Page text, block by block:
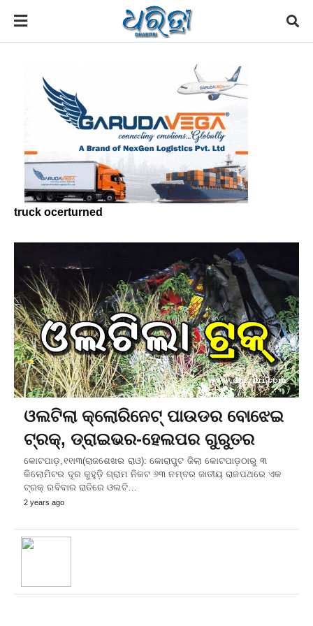
truck ocerturned
ଓଲଟିଲା କ୍ଲୋରିନେଟ୍‌ ପାଉଡର ବୋଝେଇ
ଟ୍ରକ୍‌, ଡ୍ରାଇଭର-ହେଲପର ଗୁରୁତର
କୋଟପାଡ଼,୧୧ା୩(ରାଜଶେଖର ରାଓ): କୋରାପୁଟ ଜିଲା କୋଟପାଡ଼ଠାରୁ ୩
କିଲୋମିଟର ଦୂର କୁହୁଡ଼ି ଗ୍ରାମ ନିକଟ ୬୩ ନମ୍ବର ଜାତୀୟ ରାଜପଥରେ ଏକ
ଟ୍ରକ୍‌ ରବିବାର ରାତିରେ ଓଲଟି…
2 years ago